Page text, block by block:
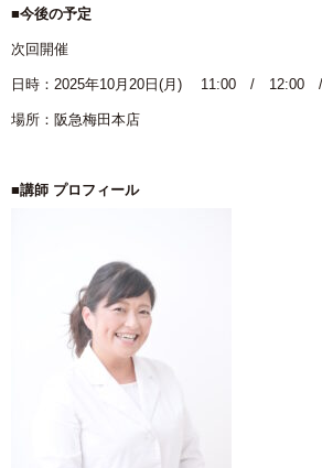
■今後の予定
次回開催
日時：2025年10月20日(月) 11:00 / 12:00 /
場所：阪急梅田本店
■講師 プロフィール